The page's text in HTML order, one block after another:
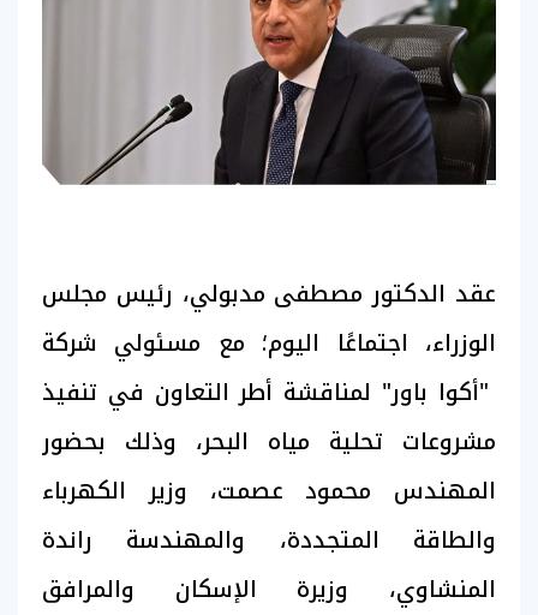
عقد الدكتور مصطفى مدبولي، رئيس مجلس
الوزراء، اجتماعًا اليوم؛ مع مسئولي شركة
"أكوا باور" لمناقشة أطر التعاون في تنفيذ
مشروعات تحلية مياه البحر، وذلك بحضور
المهندس محمود عصمت، وزير الكهرباء
والطاقة المتجددة، والمهندسة راندة
المنشاوي، وزيرة الإسكان والمرافق